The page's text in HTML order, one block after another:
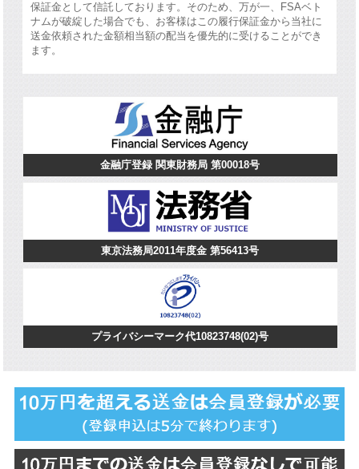
保証金として信託しております。そのため、万が一、FSAベト
ナムが破綻した場合でも、お客様はこの履行保証金から当社に
送金依頼された金額相当額の配当を優先的に受けることができ
ます。
金融庁登録 関東財務局 第00018号
東京法務局2011年度金 第56413号
プライバシーマーク代10823748(02)号